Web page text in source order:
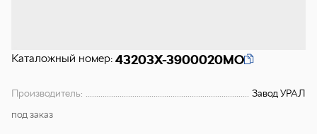
Каталожный номер: 43203Х-3900020МО
Производитель:
Завод УРАЛ
под заказ